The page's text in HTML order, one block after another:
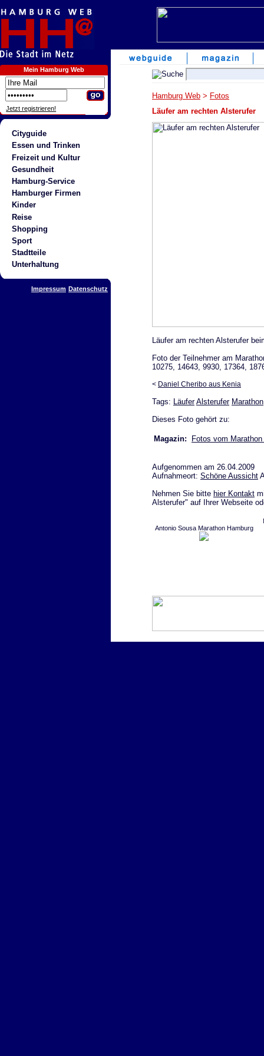
Mein Hamburg Web
Jetzt registrieren!
Cityguide
Essen und Trinken
Freizeit und Kultur
Gesundheit
Hamburg-Service
Hamburger Firmen
Kinder
Reise
Shopping
Sport
Stadtteile
Unterhaltung
Impressum Datenschutz
Hamburg Web > Fotos
Läufer am rechten Alsterufer
Läufer am rechten Alsterufer
Foto der Teilnehmer am
10275, 14643, 9930, 17364,
< Daniel Cheribo aus Kenia
Tags: Läufer Alsterufer Marathon
Dieses Foto gehört zu:
Magazin: Fotos vom
Aufgenommen am 26.04.2009
Aufnahmeort: Schöne Aussicht
Nehmen Sie bitte hier Kontakt
Alsterufer" auf Ihrer Webseite
Antonio Sousa Marathon Hamburg